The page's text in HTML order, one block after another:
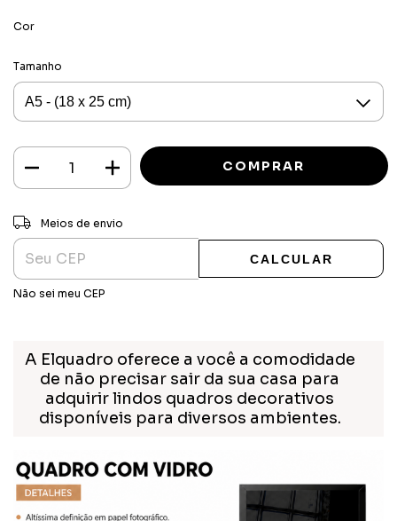
Cor
Tamanho
Entregas para o CEP:
Meios de envio
CALCULAR
Não sei meu CEP
A Elquadro oferece a você a comodidade
de não precisar sair da sua casa para
adquirir lindos quadros decorativos
disponíveis para diversos ambientes.